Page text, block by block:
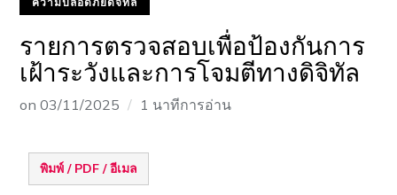
รายการตรวจสอบเพื่อป้องกันการ
เฝ้าระวังและการโจมตีทางดิจิทัล
on03/11/2025 1 นาทีการอ่าน
พิมพ์ / PDF / อีเมล